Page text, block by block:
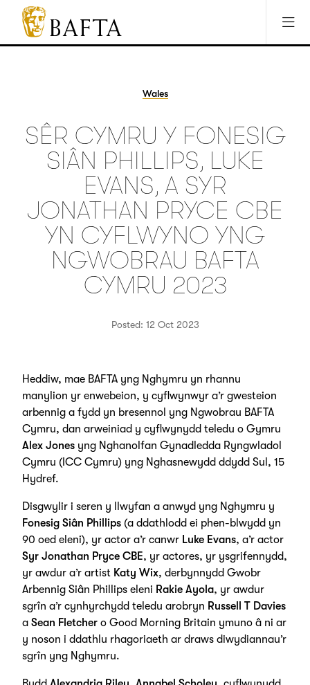
Jump to main content
Access Sitemap
Open Accesibility Settings
BAFTA
The
games
and
Wales
SÊR CYMRU Y FONESIG
SIÂN PHILLIPS, LUKE
EVANS, A SYR
JONATHAN PRYCE CBE
YN CYFLWYNO YNG
NGWOBRAU BAFTA
CYMRU 2023
Posted: 12 Oct 2023
Heddiw, mae BAFTA yng Nghymru yn rhannu
manylion yr enwebeion, y cyflwynwyr a’r gwesteion
arbennig a fydd yn bresennol yng Ngwobrau BAFTA
Cymru, dan arweiniad y cyflwynydd teledu o Gymru
Alex Jonesyng Nghanolfan Gynadledda Ryngwladol
Cymru (ICC Cymru) yng Nghasnewydd ddydd Sul, 15
Hydref.
Disgwylir i seren y llwyfan a anwyd yng Nghymru y
Fonesig Siân Phillips(a ddathlodd ei phen-blwydd yn
90 oed eleni), yr actor a’r canwr Luke Evans, a’r actor
Syr Jonathan Pryce CBE, yr actores, yr ysgrifennydd,
yr awdur a’r artist Katy Wix, derbynnydd Gwobr
Arbennig Siân Phillips eleni Rakie Ayola, yr awdur
sgrîn a’r cynhyrchydd teledu arobryn Russell T Davies
a Sean Fletchero Good Morning Britain ymuno â ni ar
y noson i ddathlu rhagoriaeth ar draws diwydiannau’r
sgrîn yng Nghymru.